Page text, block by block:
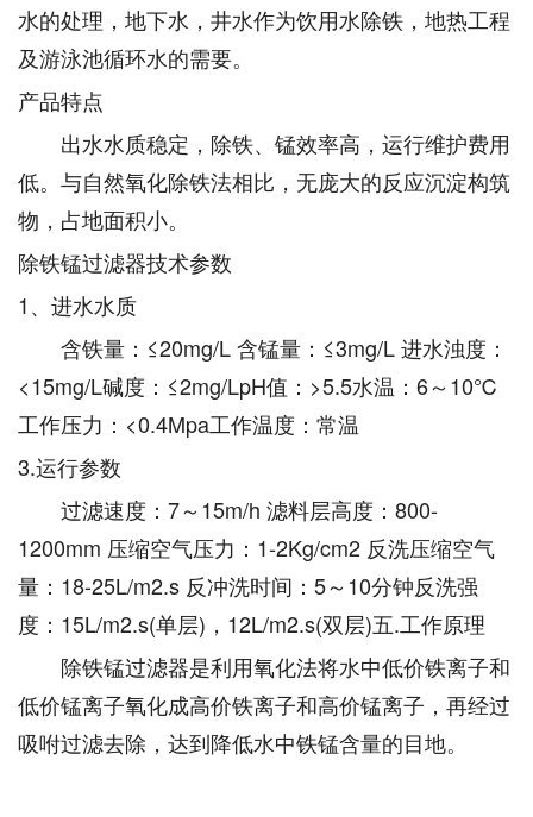
水的处理，地下水，井水作为饮用水除铁，地热工程
及游泳池循环水的需要。
产品特点
出水水质稳定，除铁、锰效率高，运行维护费用
低。与自然氧化除铁法相比，无庞大的反应沉淀构筑
物，占地面积小。
除铁锰过滤器技术参数
1、进水水质
含铁量：≤20mg/L 含锰量：≤3mg/L 进水浊度：
<15mg/L碱度：≤2mg/LpH值：>5.5水温：6～10℃
工作压力：<0.4Mpa工作温度：常温
3.运行参数
过滤速度：7～15m/h 滤料层高度：800-
1200mm 压缩空气压力：1-2Kg/cm2 反洗压缩空气
量：18-25L/m2.s 反冲洗时间：5～10分钟反洗强
度：15L/m2.s(单层)，12L/m2.s(双层)五.工作原理
除铁锰过滤器是利用氧化法将水中低价铁离子和
低价锰离子氧化成高价铁离子和高价锰离子，再经过
吸咐过滤去除，达到降低水中铁锰含量的目地。